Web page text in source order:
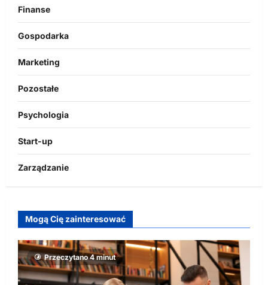
Finanse
Gospodarka
Marketing
Pozostałe
Psychologia
Start-up
Zarządzanie
Mogą Cię zainteresować
Przeczytano 4 minut